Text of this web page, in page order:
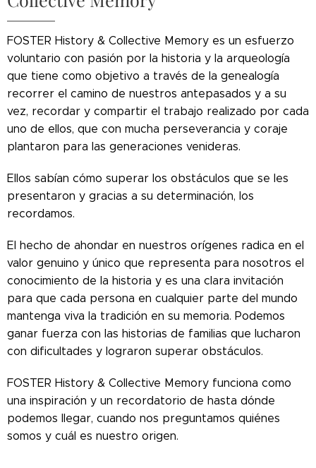
FOSTER History & Collective Memory es un esfuerzo
voluntario con pasión por la historia y la arqueología
que tiene como objetivo a través de la genealogía
recorrer el camino de nuestros antepasados ​​y a su
vez, recordar y compartir el trabajo realizado por cada
uno de ellos, que con mucha perseverancia y coraje
plantaron para las generaciones venideras.
Ellos sabían cómo superar los obstáculos que se les
presentaron y gracias a su determinación, los
recordamos.
El hecho de ahondar en nuestros orígenes radica en el
valor genuino y único que representa para nosotros el
conocimiento de la historia y es una clara invitación
para que cada persona en cualquier parte del mundo
mantenga viva la tradición en su memoria. Podemos
ganar fuerza con las historias de familias que lucharon
con dificultades y lograron superar obstáculos.
FOSTER History & Collective Memory funciona como
una inspiración y un recordatorio de hasta dónde
podemos llegar, cuando nos preguntamos quiénes
somos y cuál es nuestro origen.